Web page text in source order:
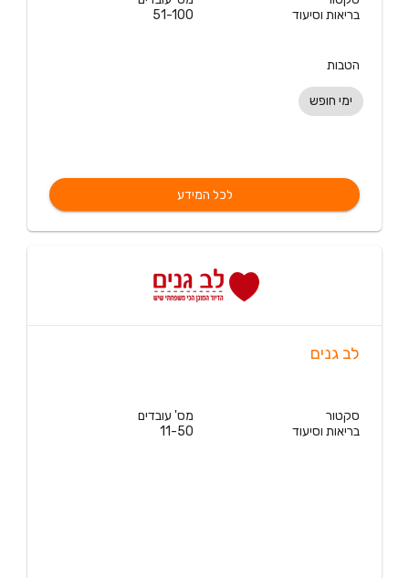
בריאות וסיעוד
51-100
הטבות
ימי חופש
לכל המידע
לב גנים
סקטור
בריאות וסיעוד
מס' עובדים
11-50